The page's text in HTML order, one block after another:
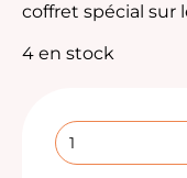
coffret spécial sur
4 en stock
quantité
de
Coffret